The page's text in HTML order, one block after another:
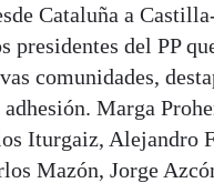
Cataluña a
presidentes del PP
comunidades,
Marga
Iturgaiz, Alejandro
Mazón, Jorge